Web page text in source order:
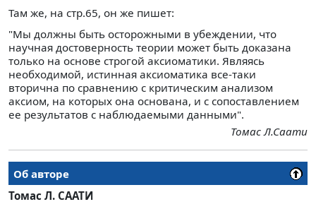
Там же, на стр.65, он же пишет:
"Мы должны быть осторожными в убеждении, что
научная достоверность теории может быть доказана
только на основе строгой аксиоматики. Являясь
необходимой, истинная аксиоматика все-таки
вторична по сравнению с критическим анализом
аксиом, на которых она основана, и с сопоставлением
ее результатов с наблюдаемыми данными".
Томас Л.Саати
Об авторе
Томас Л. СААТИ